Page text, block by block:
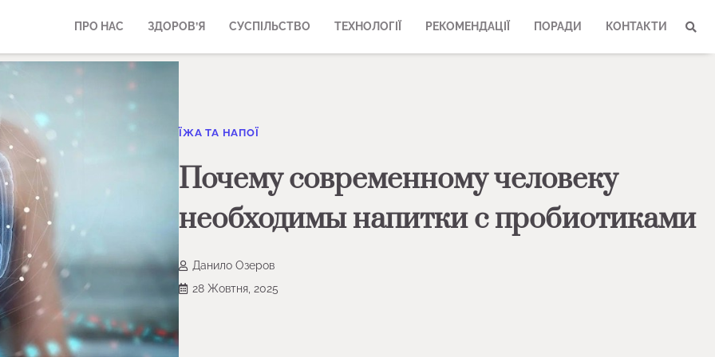
ПРО НАС ЗДОРОВ’Я СУСПІЛЬСТВО ТЕХНОЛОГІЇ РЕКОМЕНДАЦІЇ ПОРАДИ КОНТАКТИ
ЇЖА ТА НАПОЇ
Почему современному человеку
необходимы напитки с пробиотиками
Данило Озеров
28 Жовтня, 2025